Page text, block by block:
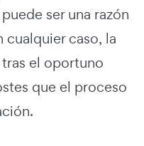
ser una razón
cualquier caso, la
el oportuno
que el proceso